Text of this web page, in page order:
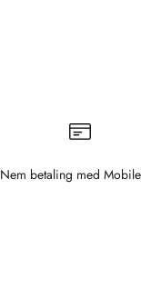
Nem betaling med